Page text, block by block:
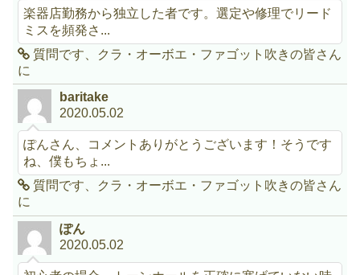
楽器店勤務から独立した者です。選定や修理でリード
ミスを頻発さ...
質問です、クラ・オーボエ・ファゴット吹きの皆さん
に
baritake
2020.05.02
ぽんさん、コメントありがとうございます！そうです
ね、僕もちょ...
質問です、クラ・オーボエ・ファゴット吹きの皆さん
に
ぽん
2020.05.02